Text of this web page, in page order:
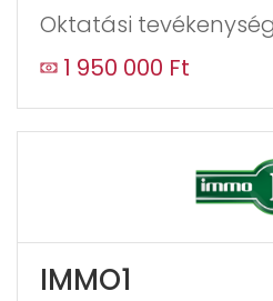
blank
Oktatási
1 950 000 Ft
IMMO1